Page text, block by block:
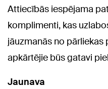
Attiecībās iespējama
komplimenti, kas
jāuzmanās no pārliekas
apkārtējie būs gatavi
Jaunava